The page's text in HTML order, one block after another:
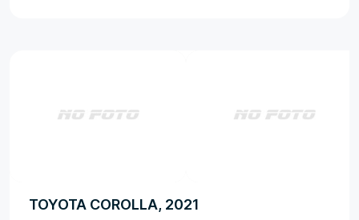
TOYOTA COROLLA, 2021